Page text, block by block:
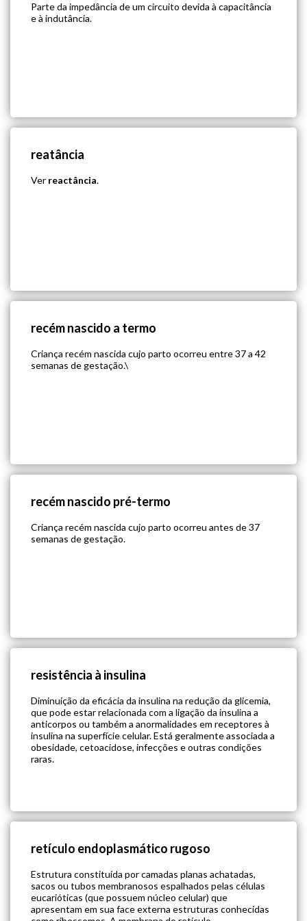
Parte da impedância de um circuito devida à capacitância
e à indutância.
reatância
Ver reactância.
recém nascido a termo
Criança recém nascida cujo parto ocorreu entre 37 a 42
semanas de gestação.\
recém nascido pré-termo
Criança recém nascida cujo parto ocorreu antes de 37
semanas de gestação.
resistência à insulina
Diminuição da eficácia da insulina na redução da glicemia,
que pode estar relacionada com a ligação da insulina a
anticorpos ou também a anormalidades em receptores à
insulina na superfície celular. Está geralmente associada a
obesidade, cetoacidose, infecções e outras condições
raras.
retículo endoplasmático rugoso
Estrutura constituída por camadas planas achatadas,
sacos ou tubos membranosos espalhados pelas células
eucarióticas (que possuem núcleo celular) que
apresentam em sua face externa estruturas conhecidas